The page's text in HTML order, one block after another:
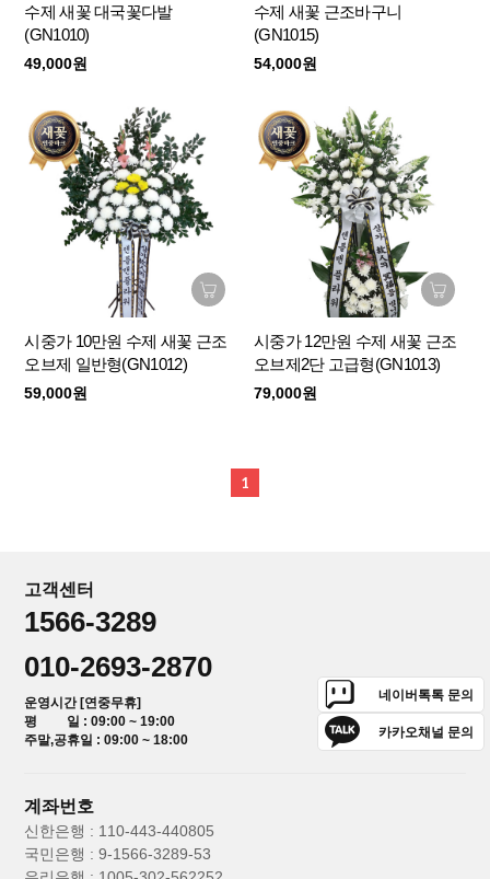
수제 새꽃 대국꽃다발
(GN1010)
49,000원
수제 새꽃 근조바구니
(GN1015)
54,000원
시중가 10만원 수제 새꽃 근조
오브제 일반형(GN1012)
59,000원
시중가 12만원 수제 새꽃 근조
오브제2단 고급형(GN1013)
79,000원
1
고객센터
1566-3289
010-2693-2870
운영시간 [연중무휴]
평 일 : 09:00 ~ 19:00
주말,공휴일 : 09:00 ~ 18:00
네이버톡톡 문의
카카오채널 문의
계좌번호
신한은행 : 110-443-440805
국민은행 : 9-1566-3289-53